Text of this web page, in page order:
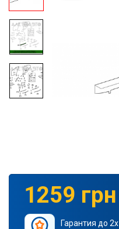
1259 грн
Гарантия до 2х